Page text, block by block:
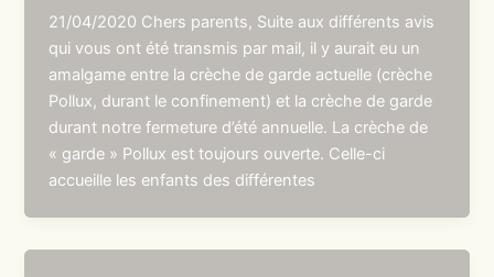
21/04/2020 Chers parents, Suite aux différents avis
qui vous ont été transmis par mail, il y aurait eu un
amalgame entre la crèche de garde actuelle (crèche
Pollux, durant le confinement) et la crèche de garde
durant notre fermeture d’été annuelle. La crèche de
« garde » Pollux est toujours ouverte. Celle-ci
accueille les enfants des différentes